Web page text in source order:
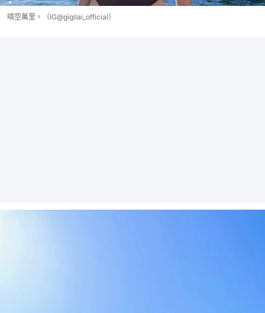
晴空萬里。（IG@gigilai_official）